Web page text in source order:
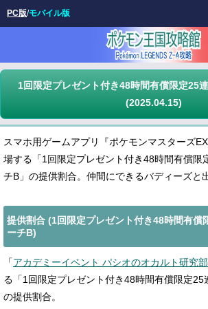
1回限定プレゼント付き48時間有償限定25
(2025.04.15)
スマホ用ゲームアプリ『ポケモンマスターズ
場する「1回限定プレゼント付き48時間有償限
チB」の提供割合。仲間にできるバディーズと
提供割合 (1回限定プレゼント付き48時間有償
ーチB)
「アカデミーイベント パシオのオカルト研究部
る「1回限定プレゼント付き48時間有償限定25
の提供割合。
PC版/モバイル版